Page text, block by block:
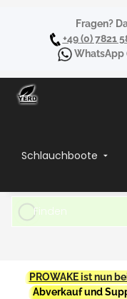
Fragen?
+49 (0) 7821
WhatsApp
Schlauchboote
PROWAKE ist nun
Abverkauf und